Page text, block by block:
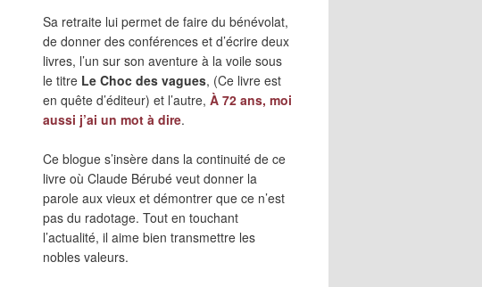
Sa retraite lui permet de faire du bénévolat,
de donner des conférences et d’écrire deux
livres, l’un sur son aventure à la voile sous
le titre Le Choc des vagues, (Ce livre est
en quête d’éditeur) et l’autre, À 72 ans, moi
aussi j’ai un mot à dire.
Ce blogue s’insère dans la continuité de ce
livre où Claude Bérubé veut donner la
parole aux vieux et démontrer que ce n’est
pas du radotage. Tout en touchant
l’actualité, il aime bien transmettre les
nobles valeurs.